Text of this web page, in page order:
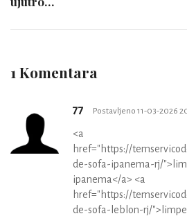
1 Komentara
77 Postavljeno 11-03-2026
<a
href="https://
de-sofa-ipanema-rj/
ipanema</a> <a
href="https://
de-sofa-leblon-rj/